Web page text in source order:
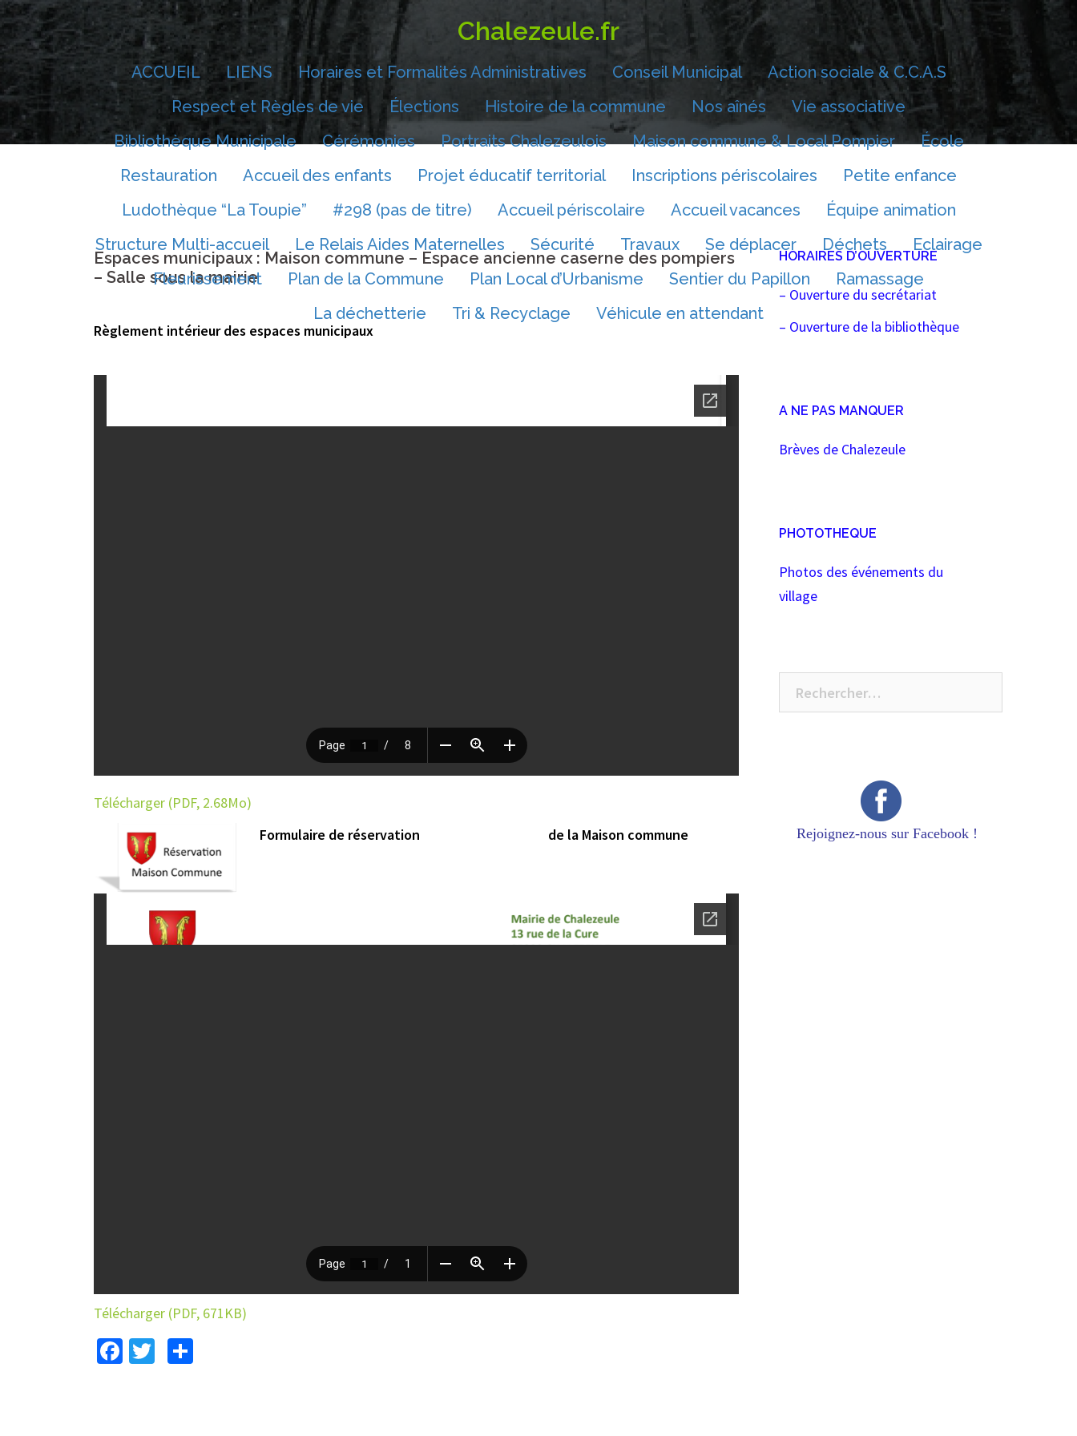
Aller
contenu
Chalezeule.fr
ACCUEIL LIENS Horaires et Formalités Administratives Conseil Municipal
Action sociale & C.C.A.S
Respect et Règles de vie
Élections Histoire de la commune Nos aînés
Vie associative
Bibliothèque Municipale
Cérémonies Portraits Chalezeulois Maison commune & Local Pompier
École
Restauration
Accueil des enfants Projet éducatif territorial Inscriptions périscolaires
Petite enfance
Ludothèque “La Toupie”
#298 (pas de titre) Accueil périscolaire Accueil vacances
Équipe animation
Structure Multi-accueil
Le Relais Aides Maternelles Sécurité Travaux Se déplacer Déchets
Eclairage
Fleurissement
Plan de la Commune Plan Local d’Urbanisme Sentier du Papillon
Ramassage
La déchetterie
Tri & Recyclage Véhicule en attendant
Espaces municipaux : Maison commune – Espace ancienne caserne des pompiers
– Salle sous la mairie
Règlement intérieur des espaces municipaux
Télécharger (PDF, 2.68Mo)
Formulaire de réservation de la Maison commune
Télécharger (PDF, 671KB)
Facebook
Twitter
HORAIRES D’OUVERTURE
– Ouverture du secrétariat
– Ouverture de la bibliothèque
A NE PAS MANQUER
Brèves de Chalezeule
PHOTOTHEQUE
Photos des événements du
village
Rechercher :
Rejoignez-nous sur Facebook !